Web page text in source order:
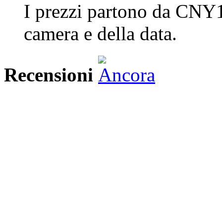
I prezzi partono da
camera e della data.
Recensioni